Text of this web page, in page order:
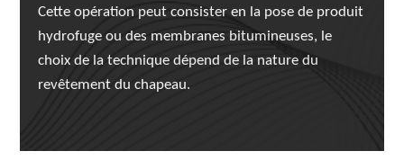
Cette opération peut consister en la pose de produit
hydrofuge ou des membranes bitumineuses, le
choix de la technique dépend de la nature du
revêtement du chapeau.